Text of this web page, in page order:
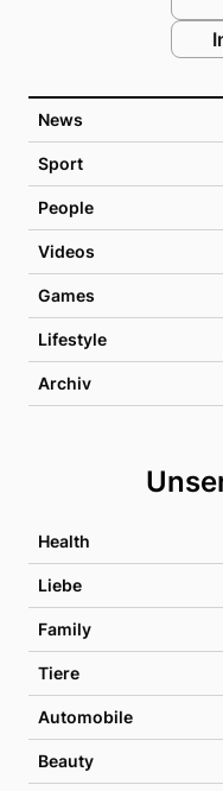
News
Sport
People
Videos
Games
Lifestyle
Archiv
Health
Liebe
Family
Tiere
Automobile
Beauty